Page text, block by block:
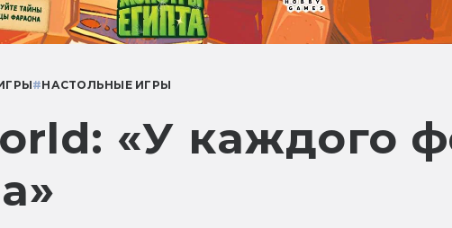
#НАСТОЛЬНЫЕ ИГРЫ
«У каждого